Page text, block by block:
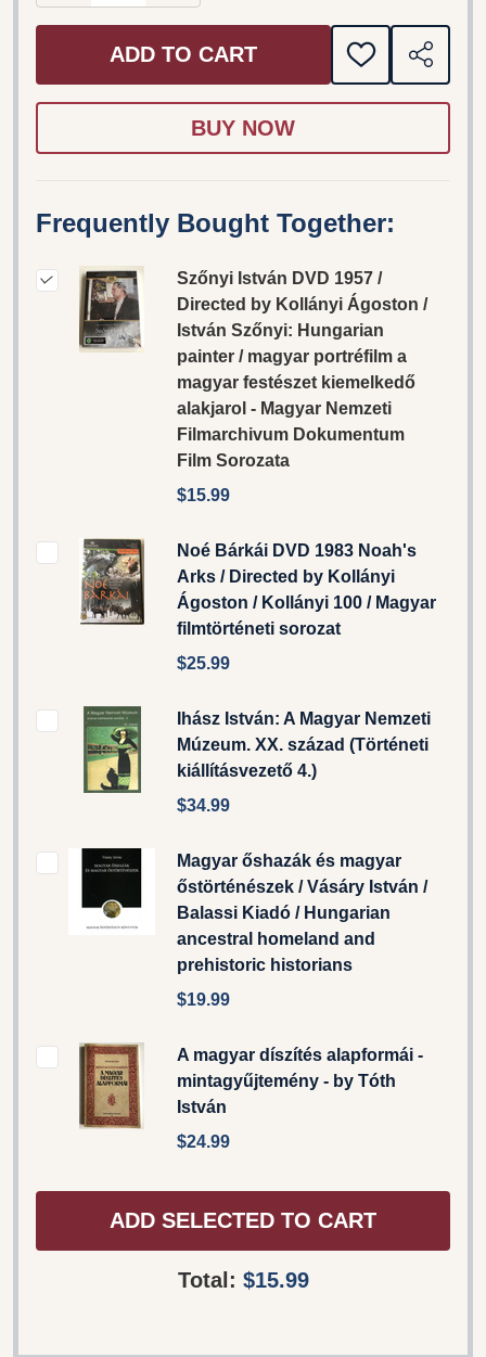
ADD TO CART
ADD
TO
SHARE
Frequently Bought Together:
Szőnyi István DVD 1957 /
Directed by Kollányi Ágoston /
István Szőnyi: Hungarian
painter / magyar portréfilm a
magyar festészet kiemelkedő
alakjarol - Magyar Nemzeti
Filmarchivum Dokumentum
Film Sorozata
$15.99
Noé Bárkái DVD 1983 Noah's
Arks / Directed by Kollányi
Ágoston / Kollányi 100 / Magyar
filmtörténeti sorozat
$25.99
Ihász István: A Magyar Nemzeti
Múzeum. XX. század (Történeti
kiállításvezető 4.)
$34.99
Magyar őshazák és magyar
őstörténészek / Vásáry István /
Balassi Kiadó / Hungarian
ancestral homeland and
prehistoric historians
$19.99
A magyar díszítés alapformái -
mintagyűjtemény - by Tóth
István
$24.99
ADD SELECTED TO CART
Total: $15.99